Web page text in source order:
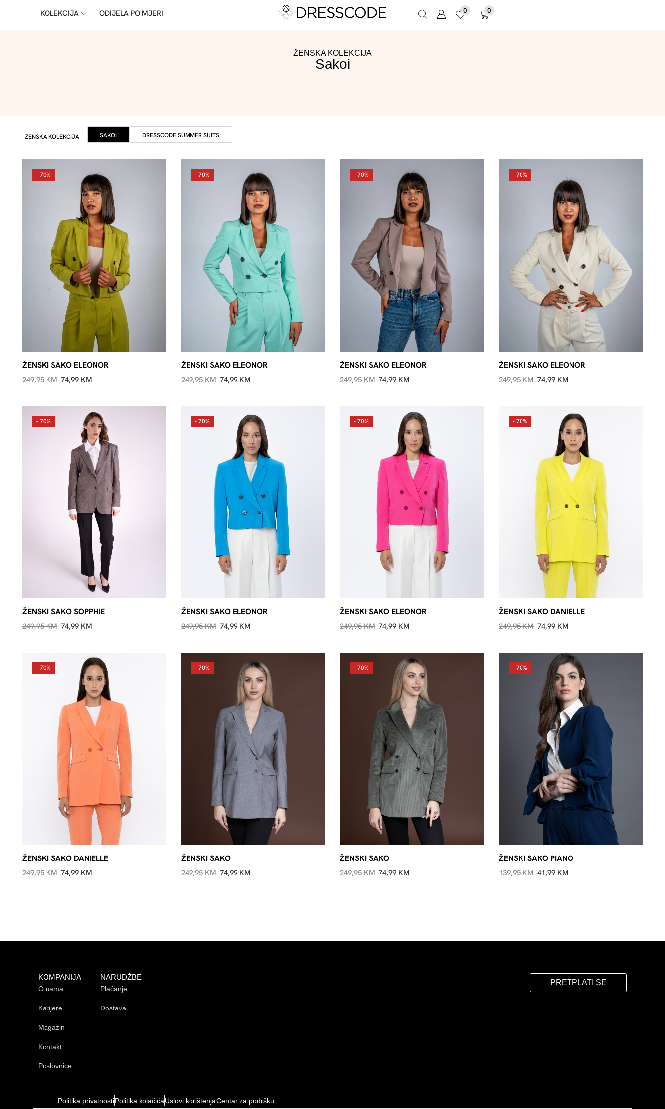
KOLEKCIJA ODIJELA PO MJERI 0 0
ŽENSKA KOLEKCIJA
Sakoi
ŽENSKA KOLEKCIJA SAKOI DRESSCODE SUMMER SUITS
- 70%
ŽENSKI SAKO ELEONOR
249,95KM 74,99 KM
- 70%
ŽENSKI SAKO ELEONOR
249,95KM 74,99 KM
- 70%
ŽENSKI SAKO ELEONOR
249,95KM 74,99 KM
- 70%
ŽENSKI SAKO ELEONOR
249,95KM 74,99 KM
- 70%
ŽENSKI SAKO SOPPHIE
249,95KM 74,99 KM
- 70%
ŽENSKI SAKO ELEONOR
249,95KM 74,99 KM
- 70%
ŽENSKI SAKO ELEONOR
249,95KM 74,99 KM
- 70%
ŽENSKI SAKO DANIELLE
249,95KM 74,99 KM
- 70%
ŽENSKI SAKO DANIELLE
249,95KM 74,99 KM
- 70%
ŽENSKI SAKO
249,95KM 74,99 KM
- 70%
ŽENSKI SAKO
249,95KM 74,99 KM
- 70%
ŽENSKI SAKO PIANO
139,95KM 41,99 KM
KOMPANIJA
O nama
Karijere
Magazin
Kontakt
Poslovnice
NARUDŽBE
Plaćanje
Dostava
PRETPLATI SE
Politika privatnostiPolitika kolačićaUslovi korištenjaCentar za podršku